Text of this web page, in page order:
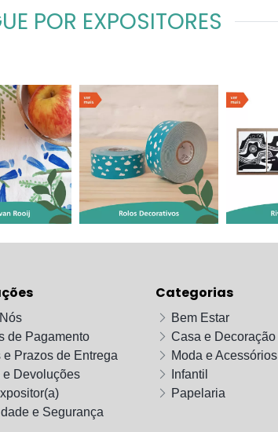
POR EXPOSITORES
de Pagamento
e Prazos de Entrega
e Devoluções
e Segurança
Categorias
Bem Estar
Casa e Decoração
Moda e Acessórios
Infantil
Papelaria